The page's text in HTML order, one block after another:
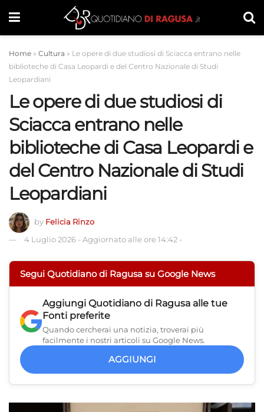
Home » Cultura » Le opere di due studiosi di Sciacca entrano nelle
biblioteche di Casa Leopardi e del Centro Nazionale di Studi
Leopardiani
Le opere di due studiosi di
Sciacca entrano nelle
biblioteche di Casa Leopardi e
del Centro Nazionale di Studi
Leopardiani
by Felicia Rinzo
4 Luglio 2026 - Aggiornato alle ore 14:42 -
Segui Quotidiano di Ragusa su Google News
Aggiungi Quotidiano di Ragusa alle tue
Fonti preferite
Quando cercherai una notizia, troverai più
facilmente i nostri articoli su Google News.
AGGIUNGI